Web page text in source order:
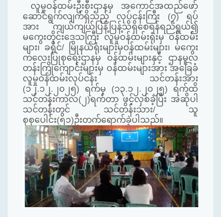
လူမှုဝန်ထမ်းဦးစီးဌာနမှ အကောင်အထည်ဖော်
ဆောင်ရွက်လျက်ရှိသည့် လုပ်ငန်းကြီး (၇) ရပ်
အား ကျယ်ကျယ်ပြန့်ပြန့်သိရှိစေရန်ရည်ရွယ်၍
မကွေးတိုင်းဒေသကြီး လူမှုဝန်ထမ်းရုံးမှ ဝန်ထမ်း
များ၊ ခရိုင်/ မြိုနယ်ရုံးများမှဝန်ထမ်းများ၊ မကွေး
ကလေးပြုစုရေးဌာနမှ ဝန်ထမ်းများနှင့် ဌာနမူလ
တန်းကြိုကျောင်းများမှ ဝန်ထမ်းများအား အခြေခံ
လူမှုဝန်ထမ်းလုပ်ငန်း သင်တန်းအား
(၁၂.၁၂.၂၀၂၅) ရက်မှ (၁၃.၁၂.၂၀၂၅) ရက်ထိ
သင်တန်းကာလ(၂)ရက်တာ ဖွင့်လှစ်ခဲ့ပြီး အဆိုပါ
သင်တန်းတွင် သင်တန်းသား/ သူ
စုစုပေါင်း(၅၁)ဦးတက်ရောက်ခဲ့ပါသည်။